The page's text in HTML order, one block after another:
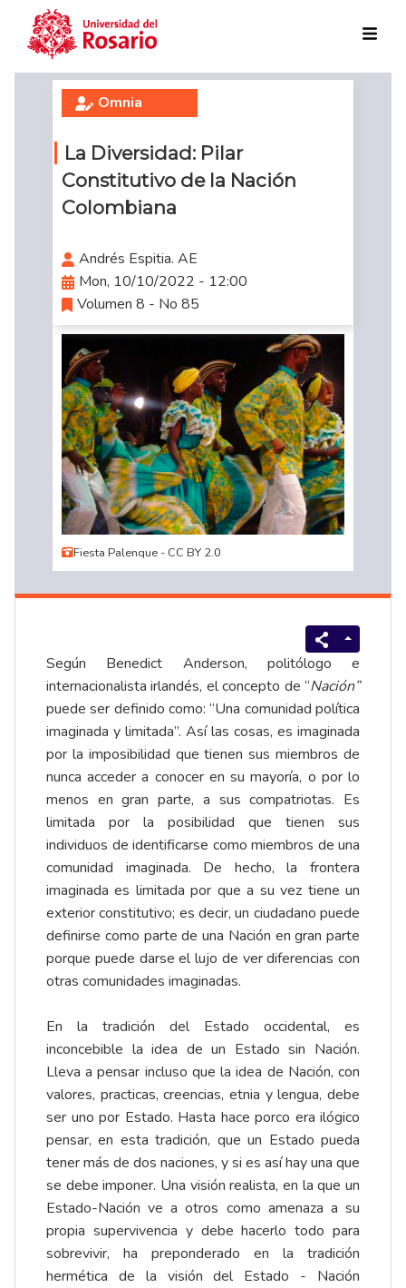
Skip to main content
Omnia
La Diversidad: Pilar
Constitutivo de la Nación
Colombiana
Andrés Espitia. AE
Mon, 10/10/2022 - 12:00
Volumen 8 - No 85
Fiesta Palenque - CC BY 2.0
Según Benedict Anderson, politólogo e
internacionalista irlandés, el concepto de “Nación”
puede ser definido como: “Una comunidad política
imaginada y limitada”. Así las cosas, es imaginada
por la imposibilidad que tienen sus miembros de
nunca acceder a conocer en su mayoría, o por lo
menos en gran parte, a sus compatriotas. Es
limitada por la posibilidad que tienen sus
individuos de identificarse como miembros de una
comunidad imaginada. De hecho, la frontera
imaginada es limitada por que a su vez tiene un
exterior constitutivo; es decir, un ciudadano puede
definirse como parte de una Nación en gran parte
porque puede darse el lujo de ver diferencias con
otras comunidades imaginadas.
En la tradición del Estado occidental, es
inconcebible la idea de un Estado sin Nación.
Lleva a pensar incluso que la idea de Nación, con
valores, practicas, creencias, etnia y lengua, debe
ser uno por Estado. Hasta hace porco era ilógico
pensar, en esta tradición, que un Estado pueda
tener más de dos naciones, y si es así hay una que
se debe imponer. Una visión realista, en la que un
Estado-Nación ve a otros como amenaza a su
propia supervivencia y debe hacerlo todo para
sobrevivir, ha preponderado en la tradición
hermética de la visión del Estado - Nación